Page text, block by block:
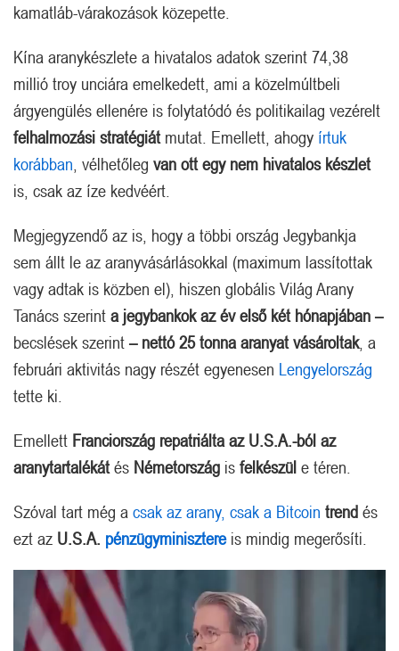
kamatláb-várakozások közepette.
Kína aranykészlete a hivatalos adatok szerint 74,38
millió troy unciára emelkedett, ami a közelmúltbeli
árgyengülés ellenére is folytatódó és politikailag vezérelt
felhalmozási stratégiát mutat. Emellett, ahogy írtuk
korábban , vélhetőleg van ott egy nem hivatalos készlet
is, csak az íze kedvéért.
Megjegyzendő az is, hogy a többi ország Jegybankja
sem állt le az aranyvásárlásokkal (maximum lassítottak
vagy adtak is közben el), hiszen globális Világ Arany
Tanács szerint a jegybankok az év első két hónapjában –
becslések szerint – nettó 25 tonna aranyat vásároltak, a
februári aktivitás nagy részét egyenesen Lengyelország
tette ki.
Emellett Franciország repatriálta az U.S.A.-ból az
aranytartalékát és Németország is felkészül e téren.
Szóval tart még a csak az arany, csak a Bitcoin trend és
ezt az U.S.A. pénzügyminisztereis mindig megerősíti.